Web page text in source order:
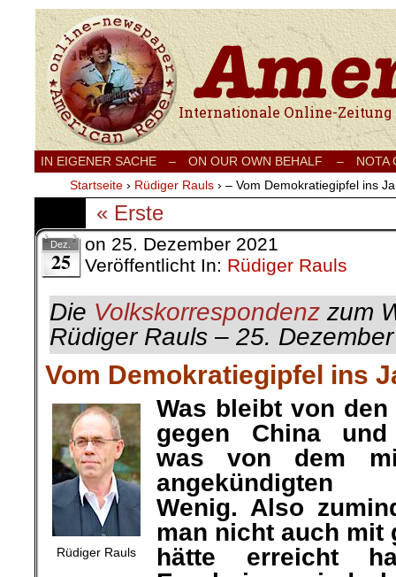
Internationale Onlinezeitung für Frieden,
IN EIGENER SACHE – ON OUR OWN BEHALF –
NOTA
Startseite › Rüdiger Rauls › – Vom Demokratiegipfel ins
« Erste
Dez.
25
on 25. Dezember 2021
Veröffentlicht In: Rüdiger Rauls
Die Volkskorrespondenz zum
Rüdiger Rauls – 25.
Vom Demokratiegipfel ins
Rüdiger Rauls
Was bleibt von den
gegen China und
was von dem
angekündigten
Wenig. Also
man nicht auch mit
hätte erreicht